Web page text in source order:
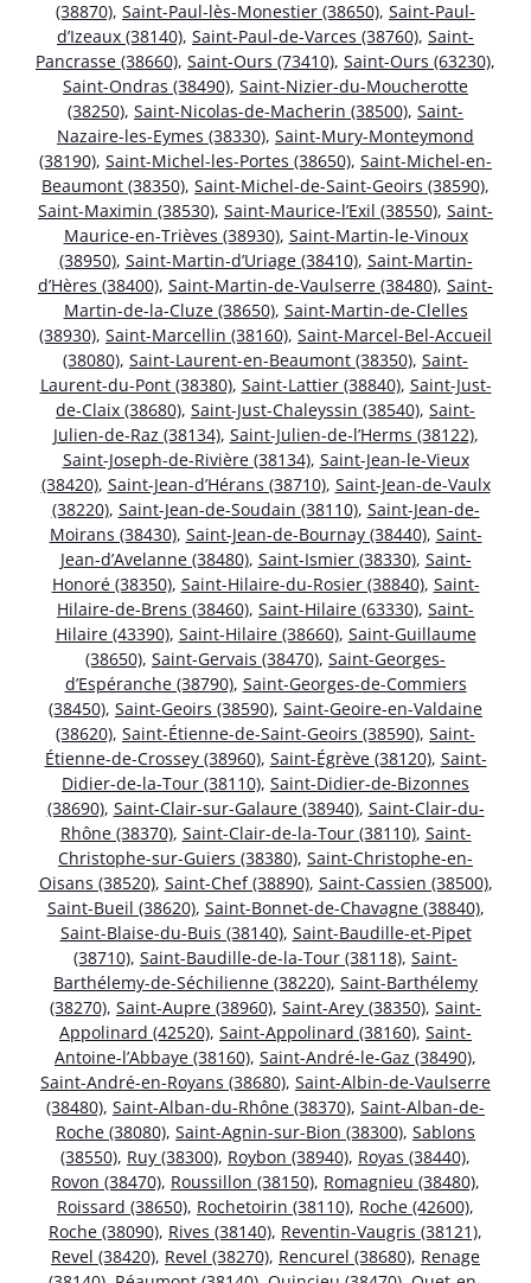
(38870), Saint-Paul-lès-Monestier (38650), Saint-Paul-
d’Izeaux (38140), Saint-Paul-de-Varces (38760), Saint-
Pancrasse (38660), Saint-Ours (73410), Saint-Ours (63230),
Saint-Ondras (38490), Saint-Nizier-du-Moucherotte
(38250), Saint-Nicolas-de-Macherin (38500), Saint-
Nazaire-les-Eymes (38330), Saint-Mury-Monteymond
(38190), Saint-Michel-les-Portes (38650), Saint-Michel-en-
Beaumont (38350), Saint-Michel-de-Saint-Geoirs (38590),
Saint-Maximin (38530), Saint-Maurice-l’Exil (38550), Saint-
Maurice-en-Trièves (38930), Saint-Martin-le-Vinoux
(38950), Saint-Martin-d’Uriage (38410), Saint-Martin-
d’Hères (38400), Saint-Martin-de-Vaulserre (38480), Saint-
Martin-de-la-Cluze (38650), Saint-Martin-de-Clelles
(38930), Saint-Marcellin (38160), Saint-Marcel-Bel-Accueil
(38080), Saint-Laurent-en-Beaumont (38350), Saint-
Laurent-du-Pont (38380), Saint-Lattier (38840), Saint-Just-
de-Claix (38680), Saint-Just-Chaleyssin (38540), Saint-
Julien-de-Raz (38134), Saint-Julien-de-l’Herms (38122),
Saint-Joseph-de-Rivière (38134), Saint-Jean-le-Vieux
(38420), Saint-Jean-d’Hérans (38710), Saint-Jean-de-Vaulx
(38220), Saint-Jean-de-Soudain (38110), Saint-Jean-de-
Moirans (38430), Saint-Jean-de-Bournay (38440), Saint-
Jean-d’Avelanne (38480), Saint-Ismier (38330), Saint-
Honoré (38350), Saint-Hilaire-du-Rosier (38840), Saint-
Hilaire-de-Brens (38460), Saint-Hilaire (63330), Saint-
Hilaire (43390), Saint-Hilaire (38660), Saint-Guillaume
(38650), Saint-Gervais (38470), Saint-Georges-
d’Espéranche (38790), Saint-Georges-de-Commiers
(38450), Saint-Geoirs (38590), Saint-Geoire-en-Valdaine
(38620), Saint-Étienne-de-Saint-Geoirs (38590), Saint-
Étienne-de-Crossey (38960), Saint-Égrève (38120), Saint-
Didier-de-la-Tour (38110), Saint-Didier-de-Bizonnes
(38690), Saint-Clair-sur-Galaure (38940), Saint-Clair-du-
Rhône (38370), Saint-Clair-de-la-Tour (38110), Saint-
Christophe-sur-Guiers (38380), Saint-Christophe-en-
Oisans (38520), Saint-Chef (38890), Saint-Cassien (38500),
Saint-Bueil (38620), Saint-Bonnet-de-Chavagne (38840),
Saint-Blaise-du-Buis (38140), Saint-Baudille-et-Pipet
(38710), Saint-Baudille-de-la-Tour (38118), Saint-
Barthélemy-de-Séchilienne (38220), Saint-Barthélemy
(38270), Saint-Aupre (38960), Saint-Arey (38350), Saint-
Appolinard (42520), Saint-Appolinard (38160), Saint-
Antoine-l’Abbaye (38160), Saint-André-le-Gaz (38490),
Saint-André-en-Royans (38680), Saint-Albin-de-Vaulserre
(38480), Saint-Alban-du-Rhône (38370), Saint-Alban-de-
Roche (38080), Saint-Agnin-sur-Bion (38300), Sablons
(38550), Ruy (38300), Roybon (38940), Royas (38440),
Rovon (38470), Roussillon (38150), Romagnieu (38480),
Roissard (38650), Rochetoirin (38110), Roche (42600),
Roche (38090), Rives (38140), Reventin-Vaugris (38121),
Revel (38420), Revel (38270), Rencurel (38680), Renage